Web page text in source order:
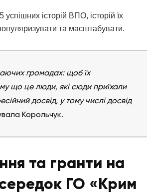
історій ВПО, історій їх
та масштабувати.
громадах: щоб їх
що це люди, які сюди приїхали
досвід, у тому числі досвід
Корольчук.
та гранти на
ГО «Крим